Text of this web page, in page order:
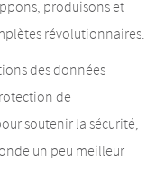
produisons et
révolutionnaires.
des données
de
soutenir la sécurité,
un peu meilleur